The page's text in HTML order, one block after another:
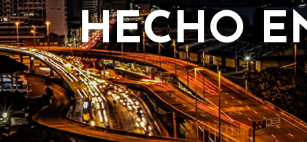
HECHO